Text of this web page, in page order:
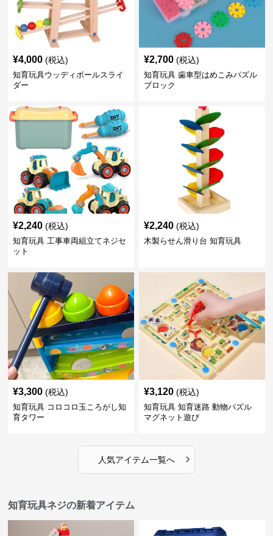
¥4,000 (税込)
知育玩具ウッディボールスライ
ダー
¥2,700 (税込)
知育玩具 歯車型はめこみパズル
ブロック
¥2,240 (税込)
知育玩具 工事車両組立てネジセ
ット
¥2,240 (税込)
木製らせん滑り台 知育玩具
¥3,300 (税込)
知育玩具 コロコロ玉ころがし知
育タワー
¥3,120 (税込)
知育玩具 知育迷路 動物パズル
マグネット遊び
人気アイテム一覧へ ›
知育玩具ネジの新着アイテム